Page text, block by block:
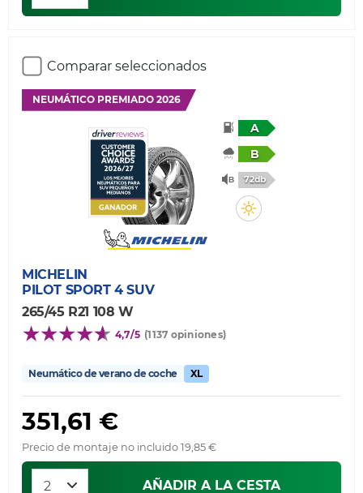
Comparar seleccionados
NEUMÁTICO PREMIADO 2026
A
B
72db
MICHELIN
PILOT SPORT 4 SUV
265/45 R21 108 W
4,7/5 (1137 opiniones)
Neumático de verano de coche XL
351,61 €
Precio de montaje no incluido 19,85 €
AÑADIR A LA CESTA